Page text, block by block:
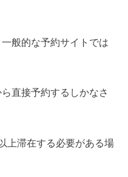
般的な予約サイトでは
直接予約するしかなさ
上滞在する必要がある場